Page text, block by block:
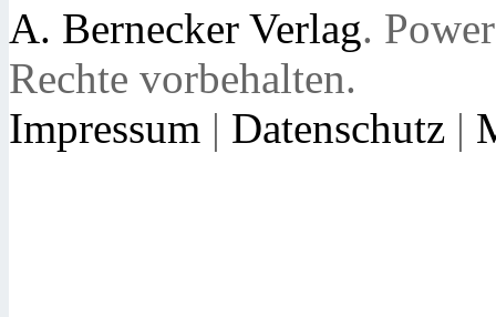
A. Bernecker Verlag.
Rechte vorbehalten.
Impressum | Datenschutz |